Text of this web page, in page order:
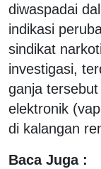
diwaspadai
indikasi
sindikat
investigasi,
ganja
elektronik
di kalangan
Baca Juga :